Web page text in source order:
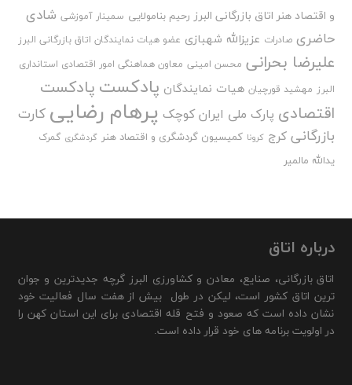
و اقتصاد هنر اتاق بازرگانی البرز رحیم بنامولایی سمینار آموزشی شادی
حاضری صادرات عزیزالله شهبازی عضو هیات نمایندگان اتاق بازرگانی البرز
علیرضا بحرانی محسن امینی معاون هماهنگی امور اقتصادی استانداری
البرز مهشید قورچیان هیات نمایندگان پادکست پادکست
اقتصادی پارک ملی ایران کوچک پرهام رضایی کارت
بازرگانی کرج کرونا کمیسیون گردشگری و اقتصاد هنر گردشگری گمرک
یدالله مالمیر
درباره اتاق
اتاق بازرگانی، صنایع، معادن و کشاورزی البرز گرچه جدیدترین و جوان
ترین اتاق کشور است، لیکن در طول بیش از هفت سال فعالیت خود
نشان داده است که صعود و فتح قله اقتصادی برای این استان کهن را
در اولویت برنامه های خود قرار داده است.